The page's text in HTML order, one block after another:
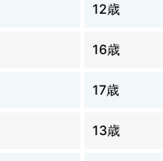
12歳
16歳
17歳
13歳